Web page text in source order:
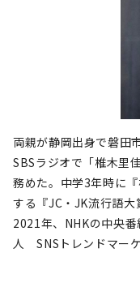
両親が静岡出身で磐田
SBSラジオで「椎木里
務めた。中学3年時に
する『JC・JK流行語大
2021年、NHKの中央
人 SNSトレンドマー